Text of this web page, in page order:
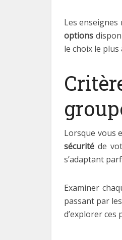
Les
options
le choix le plus
Lorsque vous
sécurité de
s’adaptant
Examiner
passant par
d’explorer